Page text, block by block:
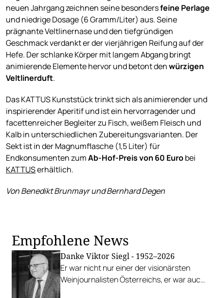
neuen Jahrgang zeichnen seine besondersfeine Perlage
und niedrige Dosage (6 Gramm/Liter) aus. Seine
prägnante Veltlinernase und den tiefgründigen
Geschmack verdankt er der vierjährigen Reifung auf der
Hefe. Der schlanke Körper mit langem Abgang bringt
animierende Elemente hervor und betont denwürzigen
Veltlinerduft.
Das KATTUS Kunststück trinkt sich als animierender und
inspirierender Aperitif und ist ein hervorragender und
facettenreicher Begleiter zu Fisch, weißem Fleisch und
Kalb in unterschiedlichen Zubereitungsvarianten. Der
Sekt ist in der Magnumflasche (1,5 Liter) für
Endkonsumenten zumAb-Hof-Preis von 60 Eurobei
KATTUSerhältlich.
Von Benedikt Brunmayr und Bernhard Degen
Empfohlene News
Danke Viktor Siegl - 1952–2026
Er war nicht nur einer der visionärsten
Weinjournalisten Österreichs, er war auch